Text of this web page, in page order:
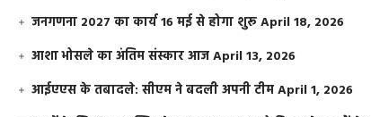
जनगणना 2027 का कार्य 16 मई से होगा शुरूApril 18, 2026
आशा भोसले का अंतिम संस्कार आजApril 13, 2026
आईएएस के तबादले: सीएम ने बदली अपनी टीमApril 1, 2026